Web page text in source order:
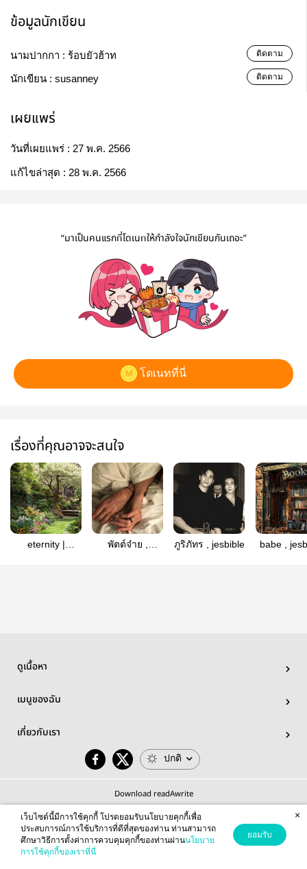
ข้อมูลนักเขียน
นามปากกา : ร้อบยัวฮ้าท ติดตาม
นักเขียน : susanney ติดตาม
เผยแพร่
วันที่เผยแพร่ : 27 พ.ค. 2566
แก้ไขล่าสุด : 28 พ.ค. 2566
“มาเป็นคนแรกที่โดเนทให้กำลังใจนักเขียนกันเถอะ”
โดเนทที่นี่
เรื่องที่คุณอาจจะสนใจ
eternity |
พัตต์จ๋าย ,
ภูริภัทร , jesbible babe ,
ดูเนื้อหา
เมนูของฉัน
เกี่ยวกับเรา
ปกติ
Download readAwrite
© 2026 readAwrite.com by MEB Corporation Public Company Limited
This site is protected by reCAPTCHA and the Google
เว็บไซต์นี้มีการใช้คุกกี้ โปรดยอมรับนโยบายคุกกี้เพื่อ
ประสบการณ์การใช้บริการที่ดีที่สุดของท่าน ท่านสามารถ
ศึกษาวิธีการตั้งค่าการควบคุมคุกกี้ของท่านผ่านนโยบาย
การใช้คุกกี้ของเราที่นี่
ยอมรับ
×